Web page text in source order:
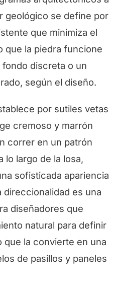
geológico se define por
que minimiza el
que la piedra funcione
discreta o un
según el diseño.
por sutiles vetas
cremoso y marrón
correr en un patrón
lo largo de la losa,
sofisticada apariencia
direccionalidad es una
diseñadores que
natural para definir
que la convierte en una
de pasillos y paneles